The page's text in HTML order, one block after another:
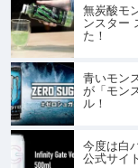
無炭酸モ
ンスター
た！
青いモン
が「モン
ル！
今度は白
公式サイ